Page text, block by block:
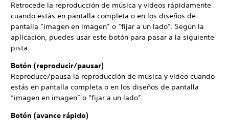
Retrocede la reproducción de música y videos rápidamente
cuando estás en pantalla completa o en los diseños de
pantalla “imagen en imagen” o “fijar a un lado”. Según la
aplicación, puedes usar este botón para pasar a la siguiente
pista.
Botón (reproducir/pausar)
Reproduce/pausa la reproducción de música y video cuando
estás en pantalla completa o en los diseños de pantalla
“imagen en imagen” o “fijar a un lado”.
Botón (avance rápido)